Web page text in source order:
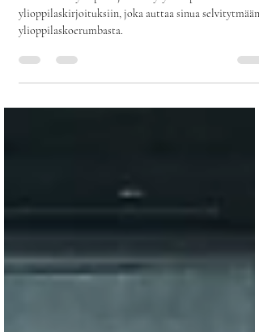
ylioppilaskirjoituksiin
Tässä on erityisopettajan selviytymisopas
ylioppilaskirjoituksiin, joka auttaa sinua selvitytmään